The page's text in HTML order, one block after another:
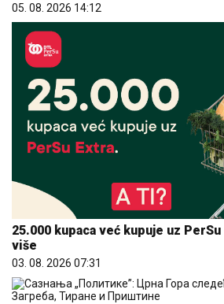
05. 08. 2026 14:12
25.000 kupaca već kupuje uz
više
03. 08. 2026 07:31